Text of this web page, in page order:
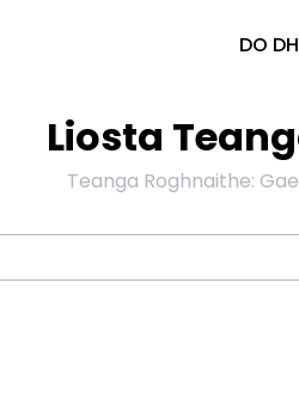
DO
Liosta
Teanga Roghnaithe: